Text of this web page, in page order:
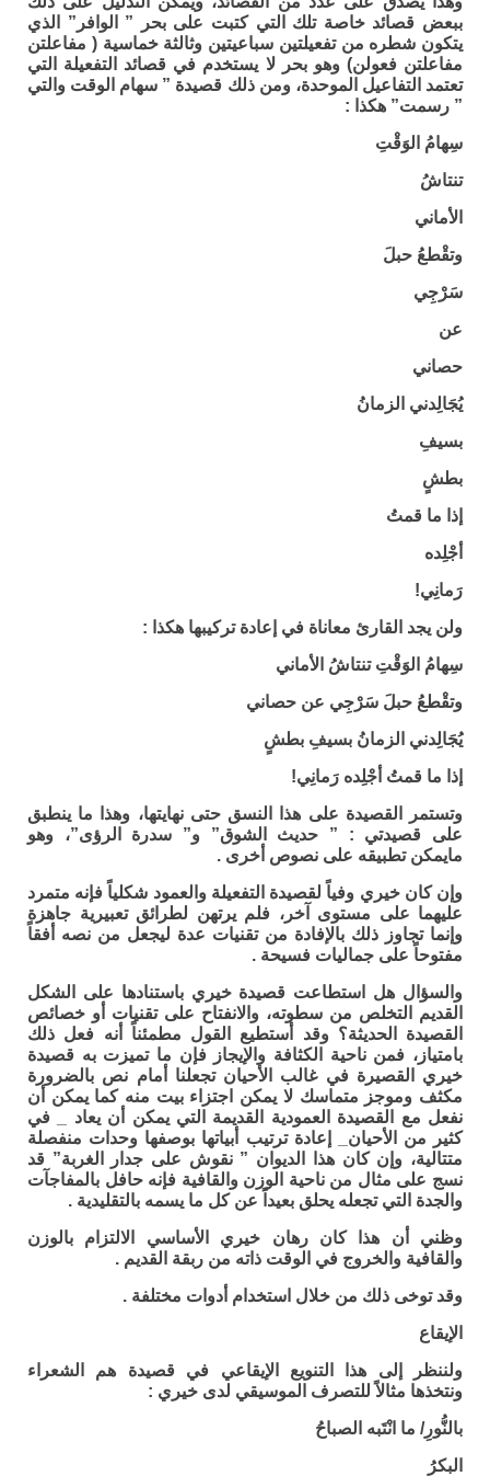
ببعض قصائد خاصة تلك التي كتبت على بحر ” الوافر” الذي
يتكون شطره من تفعيلتين سباعيتين وثالثة خماسية ( مفاعلتن
مفاعلتن فعولن) وهو بحر لا يستخدم في قصائد التفعيلة التي
تعتمد التفاعيل الموحدة، ومن ذلك قصيدة ” سهام الوقت والتي
” رسمت” هكذا :
سِهامُ الوَقْتِ
تنتاشُ
الأماني
وتقْطعُ حبلَ
سَرْجِي
عن
حصاني
يُجَالِدني الزمانُ
بسيفِ
بطشٍ
إذا ما قمتُ
أجْلِده
رَمانِي!
ولن يجد القارئ معاناة في إعادة تركيبها هكذا :
سِهامُ الوَقْتِ تنتاشُ الأماني
وتقْطعُ حبلَ سَرْجِي عن حصاني
يُجَالِدني الزمانُ بسيفِ بطشٍ
إذا ما قمتُ أجْلِده رَمانِي!
وتستمر القصيدة على هذا النسق حتى نهايتها، وهذا ما ينطبق
على قصيدتي : ” حديث الشوق” و” سدرة الرؤى”، وهو
مايمكن تطبيقه على نصوص أخرى .
وإن كان خيري وفياً لقصيدة التفعيلة والعمود شكلياً فإنه متمرد
عليهما على مستوى آخر، فلم يرتهن لطرائق تعبيرية جاهزة
وإنما تجاوز ذلك بالإفادة من تقنيات عدة ليجعل من نصه أفقاً
مفتوحاً على جماليات فسيحة .
والسؤال هل استطاعت قصيدة خيري باستنادها على الشكل
القديم التخلص من سطوته، والانفتاح على تقنيات أو خصائص
القصيدة الحديثة؟ وقد أستطيع القول مطمئناً أنه فعل ذلك
بامتياز، فمن ناحية الكثافة والإيجاز فإن ما تميزت به قصيدة
خيري القصيرة في غالب الأحيان تجعلنا أمام نص بالضرورة
مكثف وموجز متماسك لا يمكن اجتزاء بيت منه كما يمكن أن
نفعل مع القصيدة العمودية القديمة التي يمكن أن يعاد _ في
كثير من الأحيان_ إعادة ترتيب أبياتها بوصفها وحدات منفصلة
متتالية، وإن كان هذا الديوان ” نقوش على جدار الغربة” قد
نسج على مثال من ناحية الوزن والقافية فإنه حافل بالمفاجآت
والجدة التي تجعله يحلق بعيداً عن كل ما يسمه بالتقليدية .
وظني أن هذا كان رهان خيري الأساسي الالتزام بالوزن
والقافية والخروج في الوقت ذاته من ربقة القديم .
وقد توخى ذلك من خلال استخدام أدوات مختلفة .
الإيقاع
ولننظر إلى هذا التنويع الإيقاعي في قصيدة هم الشعراء
ونتخذها مثالاً للتصرف الموسيقي لدى خيري :
بالنُّورِ/ ما انْتَبه الصباحُ
البكرُ